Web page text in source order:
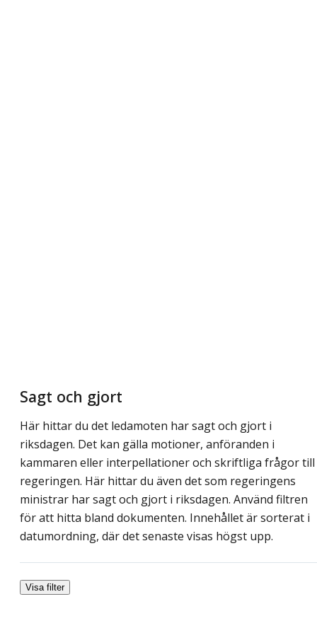
Sagt och gjort
Här hittar du det ledamoten har sagt och gjort i
riksdagen. Det kan gälla motioner, anföranden i
kammaren eller interpellationer och skriftliga frågor till
regeringen. Här hittar du även det som regeringens
ministrar har sagt och gjort i riksdagen. Använd filtren
för att hitta bland dokumenten. Innehållet är sorterat i
datumordning, där det senaste visas högst upp.
Visa filter